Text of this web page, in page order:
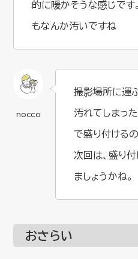
的に暖かそうな感じで
もなんか汚いですね
撮影場所に運
汚れてしまっ
で盛り付ける
次回は、盛り
ましょうかね。
おさらい